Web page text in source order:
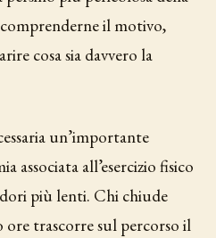
comprenderne il motivo,
cosa sia davvero la
un’importante
associata all’esercizio fisico
più lenti. Chi chiude
trascorre sul percorso il